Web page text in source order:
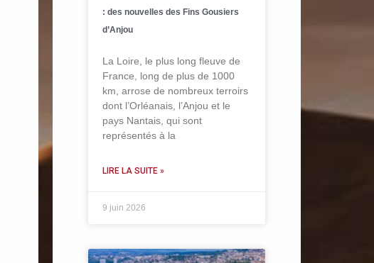
: des nouvelles des Fins Gousiers
d’Anjou
La Loire, le plus long fleuve de
France, long de plus de 1000
km, arrose de nombreux terroirs
dont l’Orléanais, l’Anjou et le
pays Nantais, qui sont
représentés à la
LIRE LA SUITE »
9 juin 2026